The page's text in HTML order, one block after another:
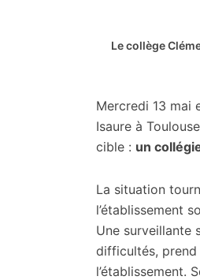
Le collège
Mercredi 13 mai
Isaure à
cible : un
La situation
l’établissement
Une surveillante
difficultés, prend
l’établissement.